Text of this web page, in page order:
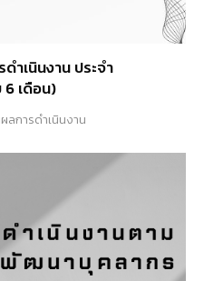
ำเนินงาน ประจำ
เดือน)
ลการดำเนินงาน